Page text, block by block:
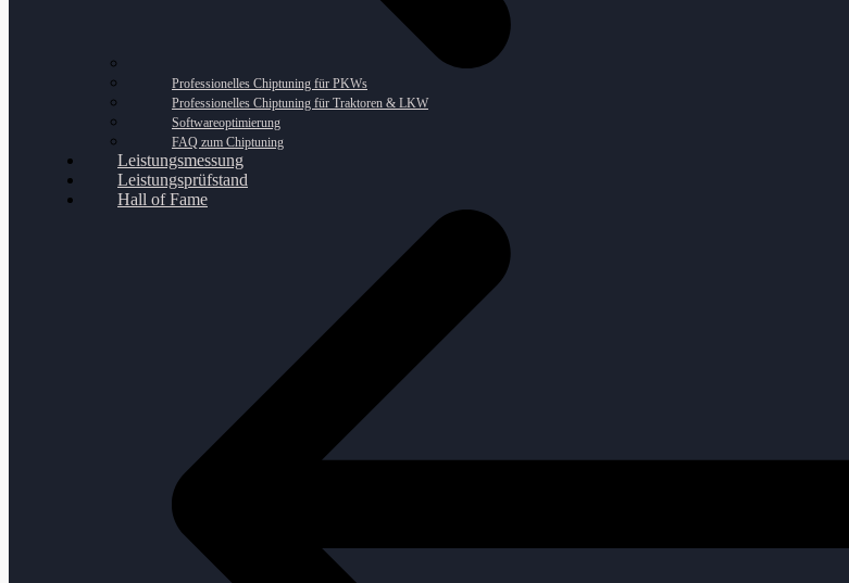
Professionelles Chiptuning für PKWs
Professionelles Chiptuning für Traktoren & LKW
Softwareoptimierung
FAQ zum Chiptuning
Leistungsmessung
Leistungsprüfstand
Hall of Fame